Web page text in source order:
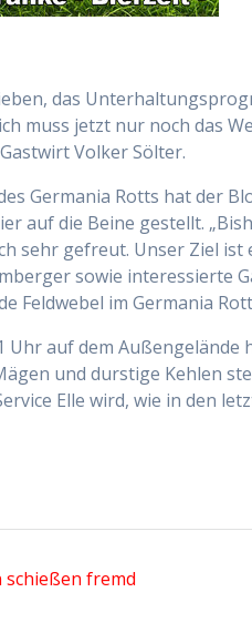
das
muss jetzt nur noch das
Volker Sölter.
Germania Rotts hat der
auf die Beine gestellt.
sehr gefreut. Unser Ziel ist
sowie interessierte
Feldwebel im Germania
Uhr auf dem Außengelände
und durstige Kehlen
Elle wird, wie in den
schießen fremd